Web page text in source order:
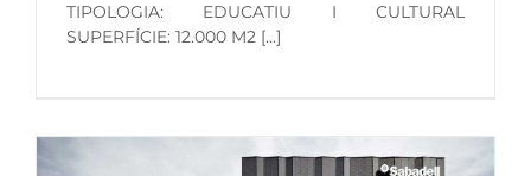
TIPOLOGIA: EDUCATIU I CULTURAL
SUPERFÍCIE: 12.000 M2 [...]